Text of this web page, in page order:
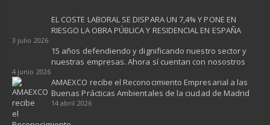
EL COSTE LABORAL SE DISPARA UN 7,4% Y PONE EN
RIESGO LA OBRA PÚBLICA Y RESIDENCIAL EN ESPAÑA ​
3 julio 2026
15 años defendiendo y dignificando nuestro sector y
nuestras empresas. Ahora sí cuentan con nosostros
4 junio 2026
AMAEXCO recibe el Reconocimiento Empresarial a las
Buenas Prácticas Ambientales de la ciudad de Madrid
14 abril 2026